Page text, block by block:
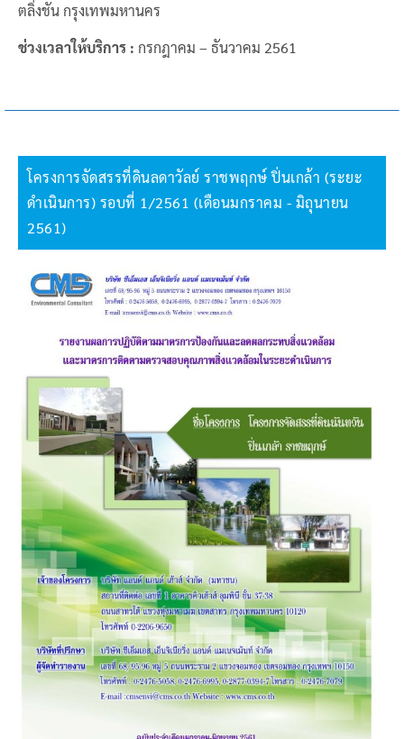
ตลิ่งชัน กรุงเทพมหานคร
ช่วงเวลาให้บริการ : กรกฎาคม – ธันวาคม 2561
โครงการจัดสรรที่ดินลดาวัลย์ ราชพฤกษ์ ปิ่นเกล้า (ระยะ
ดำเนินการ) รอบที่ 1/2561 (เดือนมกราคม - มิถุนายน
2561)